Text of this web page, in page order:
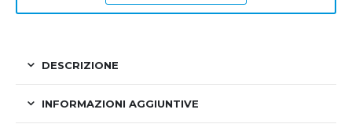
DESCRIZIONE
INFORMAZIONI AGGIUNTIVE